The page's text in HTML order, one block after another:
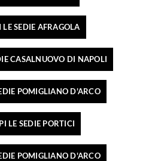
SEDIE AFRAGOLA
CASALNUOVO DI NAPOLI
POMIGLIANO D'ARCO
LE SEDIE PORTICI
POMIGLIANO D'ARCO